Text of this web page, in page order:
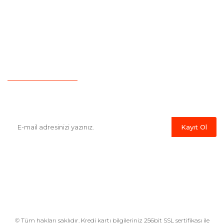
Kayıt Ol
© Tüm hakları saklıdır. Kredi kartı bilgileriniz 256bit SSL sertifikası ile